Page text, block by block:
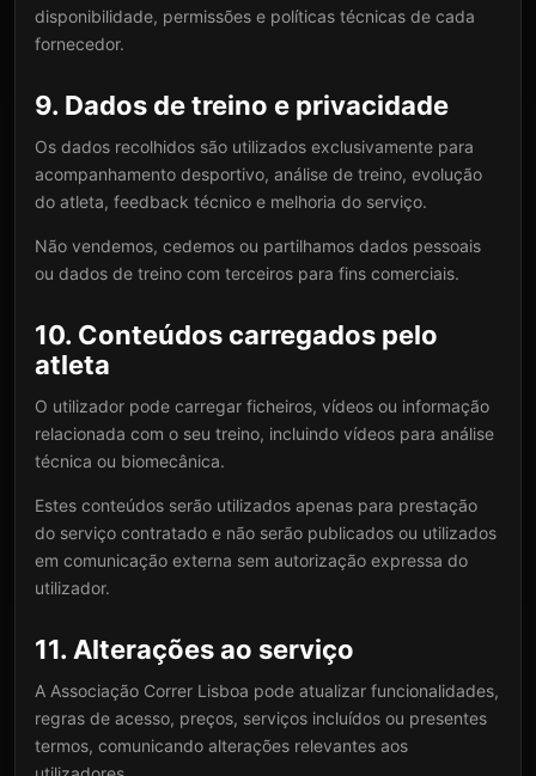
disponibilidade, permissões e políticas técnicas de cada
fornecedor.
9. Dados de treino e privacidade
Os dados recolhidos são utilizados exclusivamente para
acompanhamento desportivo, análise de treino, evolução
do atleta, feedback técnico e melhoria do serviço.
Não vendemos, cedemos ou partilhamos dados pessoais
ou dados de treino com terceiros para fins comerciais.
10. Conteúdos carregados pelo
atleta
O utilizador pode carregar ficheiros, vídeos ou informação
relacionada com o seu treino, incluindo vídeos para análise
técnica ou biomecânica.
Estes conteúdos serão utilizados apenas para prestação
do serviço contratado e não serão publicados ou utilizados
em comunicação externa sem autorização expressa do
utilizador.
11. Alterações ao serviço
A Associação Correr Lisboa pode atualizar funcionalidades,
regras de acesso, preços, serviços incluídos ou presentes
termos, comunicando alterações relevantes aos